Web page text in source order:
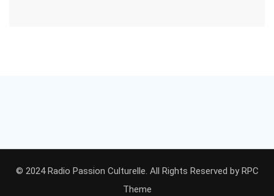
© 2024 Radio Passion Culturelle. All Rights Reserved by RPC
Theme